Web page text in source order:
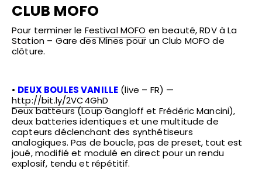
CLUB MOFO
Pour terminer le Festival MOFO en beauté, RDV àLa
Station – Gare des Minespour un Club MOFO de
clôture.
• DEUX BOULES VANILLE (live – FR) —
http://bit.ly/2VC4GhD
Deux batteurs (Loup Gangloff et Frédéric Mancini),
deux batteries identiques et une multitude de
capteurs déclenchant des synthétiseurs
analogiques. Pas de boucle, pas de preset, tout est
joué, modifié et modulé en direct pour un rendu
explosif, tendu et répétitif.